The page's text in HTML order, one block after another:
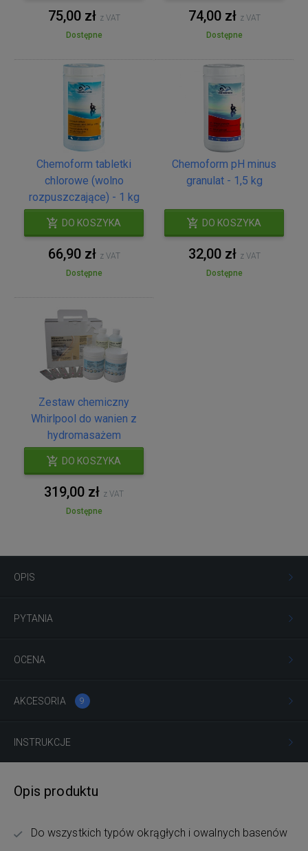
75,00 zł z VAT
Dostępne
74,00 zł z VAT
Dostępne
Chemoform tabletki
chlorowe (wolno
rozpuszczające) - 1 kg
DO KOSZYKA
66,90 zł z VAT
Dostępne
Chemoform pH minus
granulat - 1,5 kg
DO KOSZYKA
32,00 zł z VAT
Dostępne
Zestaw chemiczny
Whirlpool do wanien z
hydromasażem
DO KOSZYKA
319,00 zł z VAT
Dostępne
OPIS
PYTANIA
OCENA
AKCESORIA 9
INSTRUKCJE
Opis produktu
Do wszystkich typów okrągłych i owalnych basenów